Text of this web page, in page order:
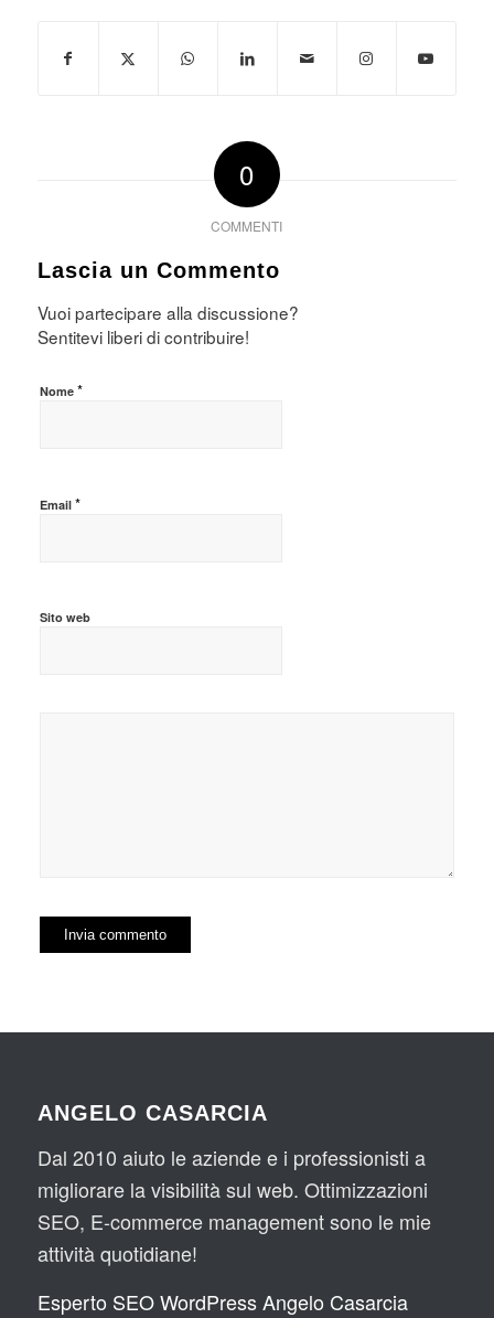
0
COMMENTI
Lascia un Commento
Vuoi partecipare alla discussione?
Sentitevi liberi di contribuire!
Nome *
Email *
Sito web
ANGELO CASARCIA
Dal 2010 aiuto le aziende e i professionisti a
migliorare la visibilità sul web. Ottimizzazioni
SEO, E-commerce management sono le mie
attività quotidiane!
Esperto SEO WordPress Angelo Casarcia